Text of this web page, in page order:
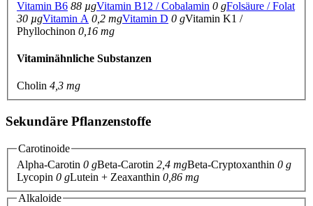
Vitamin B6 88 µgVitamin B12 / Cobalamin 0 gFolsäure / Folat
30 µgVitamin A 0,2 mgVitamin D 0 gVitamin K1 /
Phyllochinon 0,16 mg
Vitaminähnliche Substanzen
Cholin 4,3 mg
Sekundäre Pflanzenstoffe
Carotinoide
Alpha-Carotin 0 gBeta-Carotin 2,4 mgBeta-Cryptoxanthin 0 g
Lycopin 0 gLutein + Zeaxanthin 0,86 mg
Alkaloide